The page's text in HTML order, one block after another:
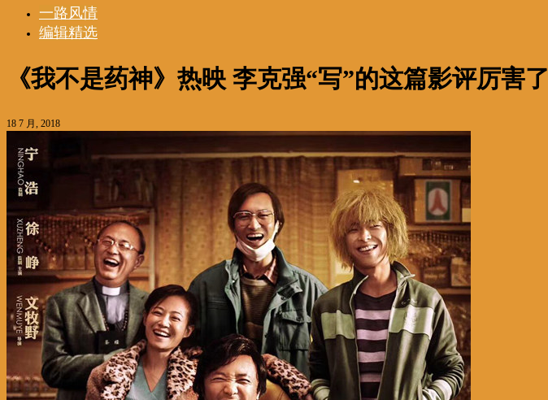
一路风情
编辑精选
《我不是药神》热映 李克强“写”的这篇影评厉害了
18 7 月, 2018